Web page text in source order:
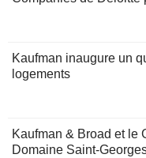
Kaufman inaugure un
logements
Kaufman & Broad et le
Domaine Saint-